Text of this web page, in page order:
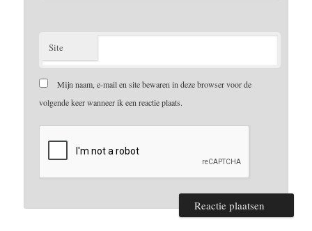
Site
Mijn naam, e-mail en site bewaren in deze browser voor de
volgende keer wanneer ik een reactie plaats.